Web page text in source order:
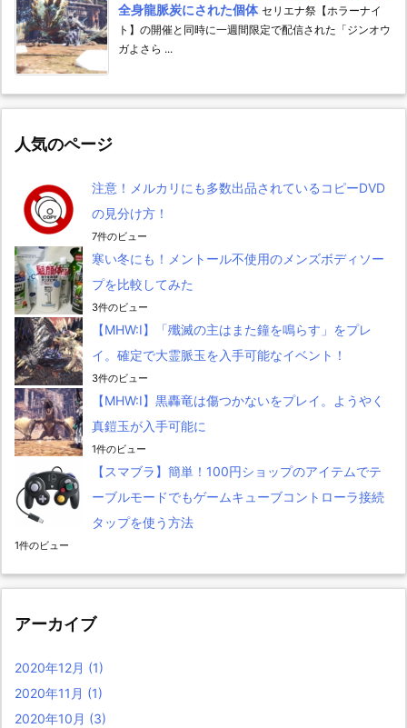
全身龍脈炭にされた個体 セリエナ祭【ホラーナイ
ト】の開催と同時に一週間限定で配信された「ジンオウ
ガよさら ...
人気のページ
注意！メルカリにも多数出品されているコピーDVD
の見分け方！
7件のビュー
寒い冬にも！メントール不使用のメンズボディソー
プを比較してみた
3件のビュー
【MHW:I】「殲滅の主はまた鐘を鳴らす」をプレ
イ。確定で大霊脈玉を入手可能なイベント！
3件のビュー
【MHW:I】黒轟竜は傷つかないをプレイ。ようやく
真鎧玉が入手可能に
1件のビュー
【スマブラ】簡単！100円ショップのアイテムでテ
ーブルモードでもゲームキューブコントローラ接続
タップを使う方法
1件のビュー
アーカイブ
2020年12月 (1)
2020年11月 (1)
2020年10月 (3)